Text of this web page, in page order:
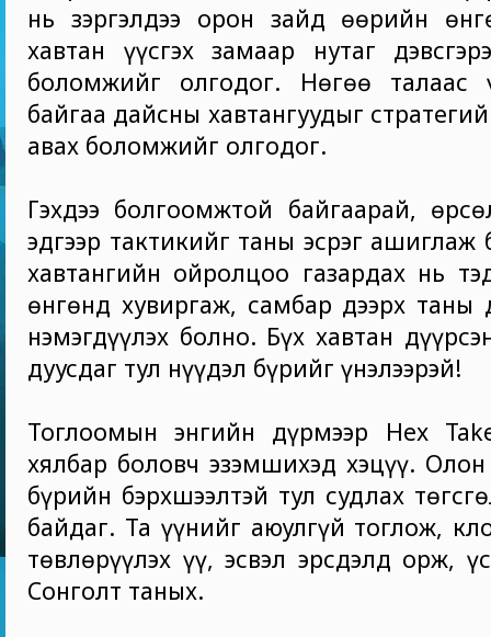
нь зэргэлдээ орон зайд өөрийн
хавтан үүсгэх замаар нутаг
боломжийг олгодог. Нөгөө талаас
байгаа дайсны хавтангуудыг
авах боломжийг олгодог.
Гэхдээ болгоомжтой байгаарай,
эдгээр тактикийг таны эсрэг
хавтангийн ойролцоо газардах нь
өнгөнд хувиргаж, самбар дээрх таны
нэмэгдүүлэх болно. Бүх хавтан
дуусдаг тул нүүдэл бүрийг үнэлээрэй!
Тоглоомын энгийн дүрмээр Hex
хялбар боловч эзэмшихэд хэцүү.
бүрийн бэрхшээлтэй тул судлах
байдаг. Та үүнийг аюулгүй тоглож,
төвлөрүүлэх үү, эсвэл эрсдэлд орж,
Сонголт таных.